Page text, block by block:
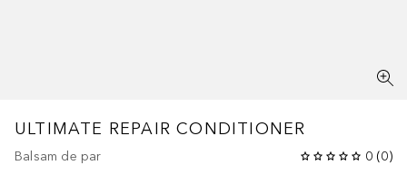
ULTIMATE REPAIR CONDITIONER
Balsam de par 0 (0)